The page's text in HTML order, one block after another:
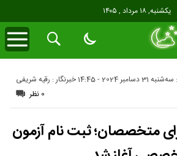
یکشنبه, ۱۸ مرداد , ۱۴۰۵
2024 - 14:45 خبرنگار : رقیه شریفی
0 نظر
متخصصان؛ ثبت‌ نام آزمون